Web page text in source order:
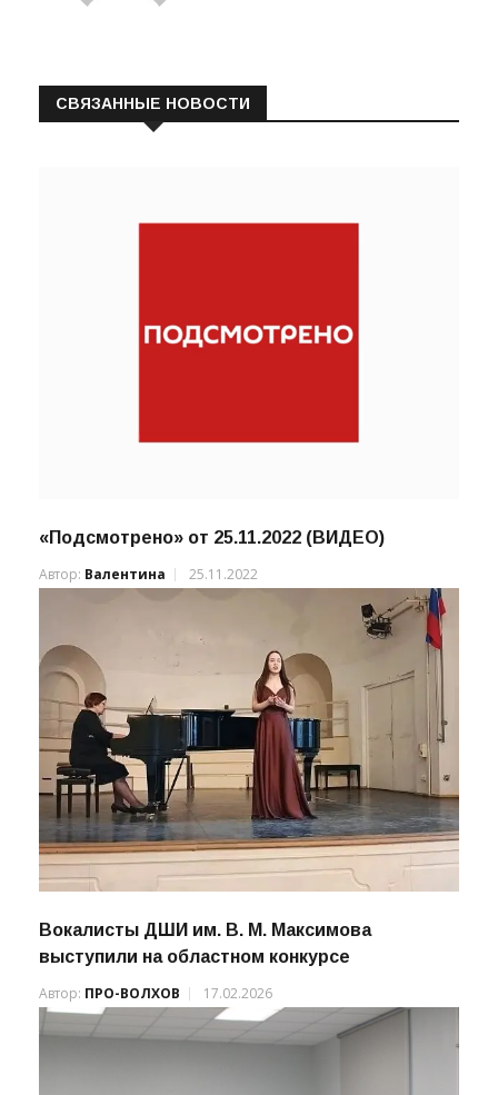
«Подсмотрено» от 25.11.2022 (ВИДЕО)
выступили на областном конкурсе
ПРО-ВОЛХОВ 17.02.2026